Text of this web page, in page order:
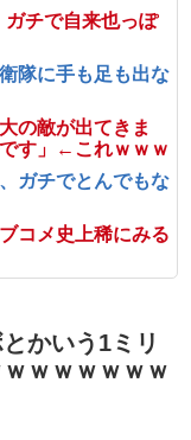
ガチで自来也っぽ
隊に手も足も出な
の敵が出てきま
す」←これｗｗｗ
ガチでとんでもな
コメ史上稀にみる
かいう1ミリ
ｗｗｗｗｗｗ